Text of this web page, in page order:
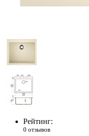
Рейтинг:
0 отзывов